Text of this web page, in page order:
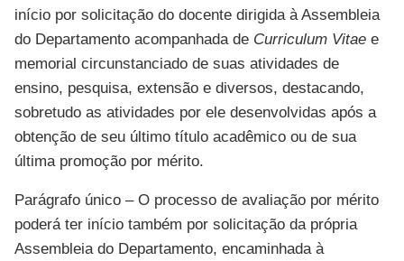
início por solicitação do docente dirigida à Assembleia
do Departamento acompanhada de Curriculum Vitae e
memorial circunstanciado de suas atividades de
ensino, pesquisa, extensão e diversos, destacando,
sobretudo as atividades por ele desenvolvidas após a
obtenção de seu último título acadêmico ou de sua
última promoção por mérito.
Parágrafo único – O processo de avaliação por mérito
poderá ter início também por solicitação da própria
Assembleia do Departamento, encaminhada à